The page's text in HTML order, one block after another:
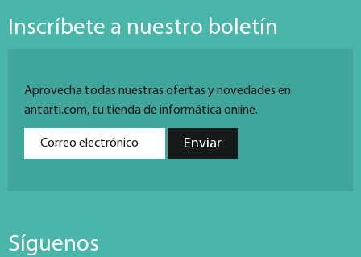
Inscríbete a nuestro boletín
Aprovecha todas nuestras ofertas y novedades en
antarti.com, tu tienda de informática online.
Síguenos